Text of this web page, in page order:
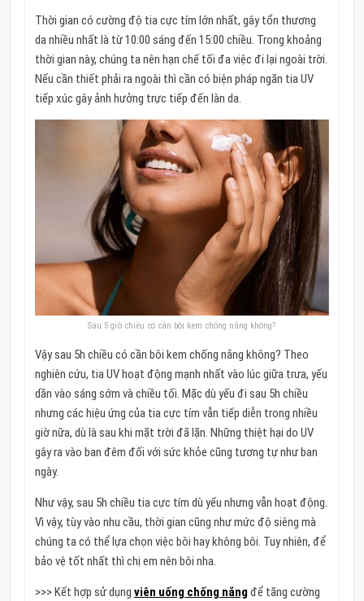
Thời gian có cường độ tia cực tím lớn nhất, gây tổn thương
da nhiều nhất là từ 10:00 sáng đến 15:00 chiều. Trong khoảng
thời gian này, chúng ta nên hạn chế tối đa việc đi lại ngoài trời.
Nếu cần thiết phải ra ngoài thì cần có biện pháp ngăn tia UV
tiếp xúc gây ảnh hưởng trực tiếp đến làn da.
Sau 5 giờ chiều có cần bôi kem chống nắng không?
Vậy sau 5h chiều có cần bôi kem chống nắng không? Theo
nghiên cứu, tia UV hoạt động mạnh nhất vào lúc giữa trưa, yếu
dần vào sáng sớm và chiều tối. Mặc dù yếu đi sau 5h chiều
nhưng các hiệu ứng của tia cực tím vẫn tiếp diễn trong nhiều
giờ nữa, dù là sau khi mặt trời đã lặn. Những thiệt hại do UV
gây ra vào ban đêm đối với sức khỏe cũng tương tự như ban
ngày.
Như vậy, sau 5h chiều tia cực tím dù yếu nhưng vẫn hoạt động.
Vì vậy, tùy vào nhu cầu, thời gian cũng như mức độ siêng mà
chúng ta có thể lựa chọn việc bôi hay không bôi. Tuy nhiên, để
bảo vệ tốt nhất thì chị em nên bôi nha.
>>> Kết hợp sử dụng viên uống chống nắngđể tăng cường